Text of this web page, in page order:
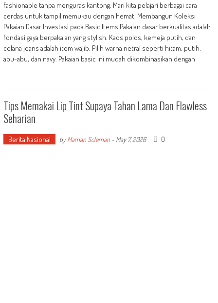
fashionable tanpa menguras kantong. Mari kita pelajari berbagai cara
cerdas untuk tampil memukau dengan hemat. Membangun Koleksi
Pakaian Dasar Investasi pada Basic Items Pakaian dasar berkualitas adalah
fondasi gaya berpakaian yang stylish. Kaos polos, kemeja putih, dan
celana jeans adalah item wajib. Pilih warna netral seperti hitam, putih,
abu-abu, dan navy. Pakaian basic ini mudah dikombinasikan dengan
Tips Memakai Lip Tint Supaya Tahan Lama Dan Flawless
Seharian
Berita Nasional byMaman Soleman- May 7, 2026 0